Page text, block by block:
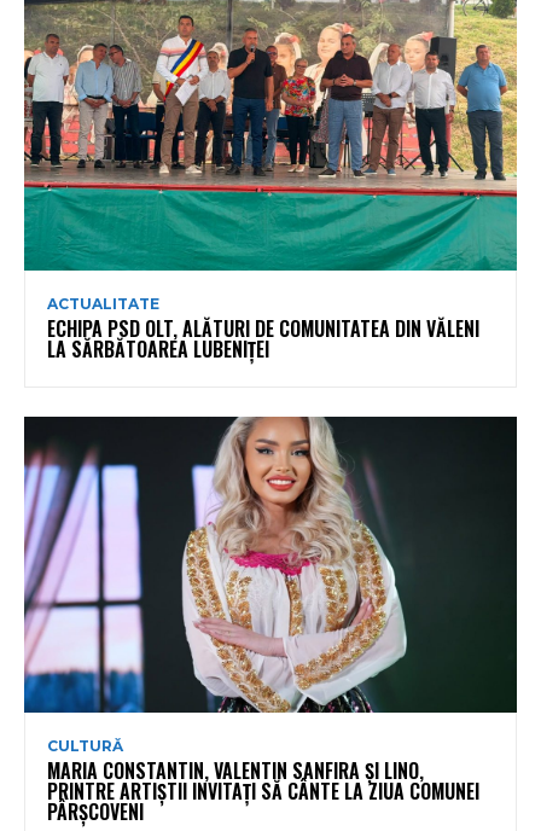
ACTUALITATE
ECHIPA PSD OLT, ALĂTURI DE COMUNITATEA DIN VĂLENI
LA SĂRBĂTOAREA LUBENIȚEI
CULTURĂ
MARIA CONSTANTIN, VALENTIN SANFIRA ȘI LINO,
PRINTRE ARTIȘTII INVITAȚI SĂ CÂNTE LA ZIUA COMUNEI
PÂRȘCOVENI